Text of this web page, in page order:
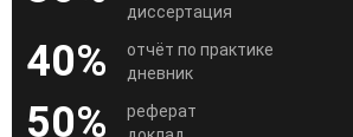
диссертация
40%
отчёт по практике
дневник
50%
реферат